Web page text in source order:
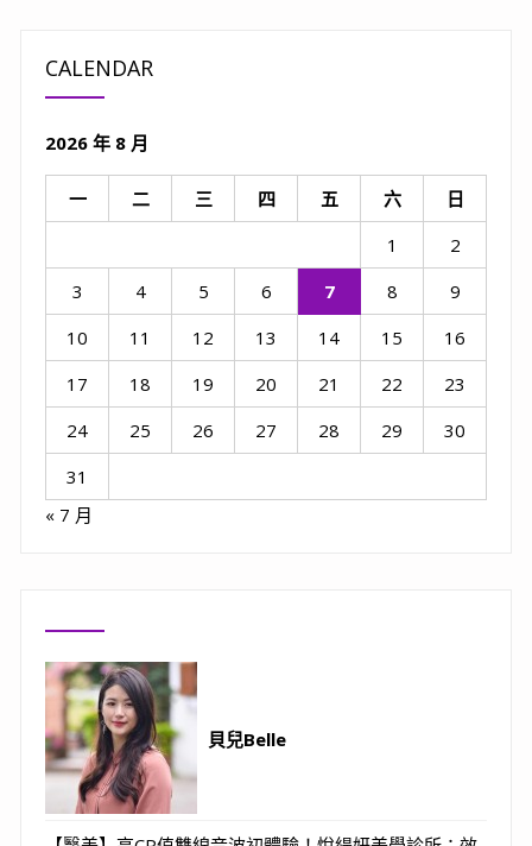
CALENDAR
2026 年 8 月
一 二 三 四 五 六
日
1
2
3
4 5 6 7 8
9
10
11 12 13 14 15
16
17
18 19 20 21 22
23
24
25 26 27 28 29
30
31
« 7 月
貝兒Belle